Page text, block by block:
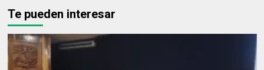
Te pueden interesar